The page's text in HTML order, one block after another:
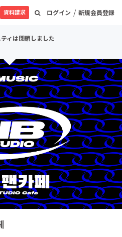
ログイン / 新規会員登録
資料請求
ィは閉鎖しました